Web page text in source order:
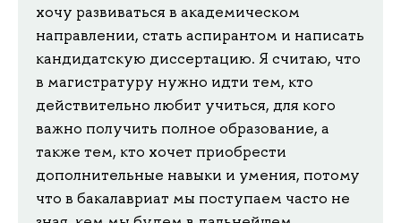
хочу развиваться в академическом
направлении, стать аспирантом и написать
кандидатскую диссертацию. Я считаю, что
в магистратуру нужно идти тем, кто
действительно любит учиться, для кого
важно получить полное образование, а
также тем, кто хочет приобрести
дополнительные навыки и умения, потому
что в бакалавриат мы поступаем часто не